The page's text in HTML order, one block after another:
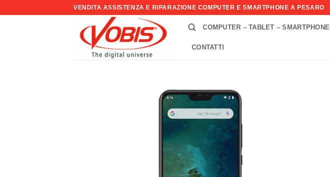
VENDITA ASSISTENZA E RIPARAZIONE COMPUTER E SMARTPHONE A PESARO
COMPUTER – TABLET – SMARTPHONE
CONTATTI